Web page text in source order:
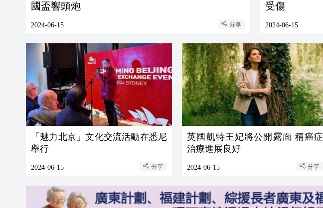
國盃響頭炮
2024-06-15 分享
受傷
2024-06-15
「魅力北京」文化交流活動在悉尼
舉行
2024-06-15 分享
英國凱特王妃將公開露面 稱癌症
治療進展良好
2024-06-15 分享